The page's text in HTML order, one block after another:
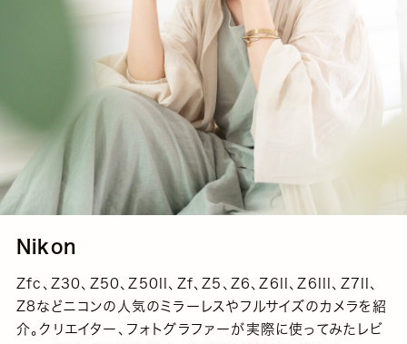
Nikon
Zfc、Z30、Z50、Z50II、Zf、Z5、Z6、Z6II、Z6III、Z7II、
Z8などニコンの人気のミラーレスやフルサイズのカメラを紹
介。クリエイター、フォトグラファーが実際に使ってみたレビ